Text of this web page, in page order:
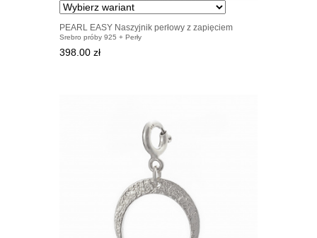
PEARL EASY Naszyjnik perłowy z zapięciem
srebrnym
Srebro próby 925 + Perły
398.00 zł